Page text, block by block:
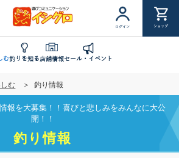
ログイン ショップ
む釣りを知る店舗情報セール・イベント
む 釣り情報
報を大募集！！喜びと悲しみをみんなに大公
開！！
釣り情報